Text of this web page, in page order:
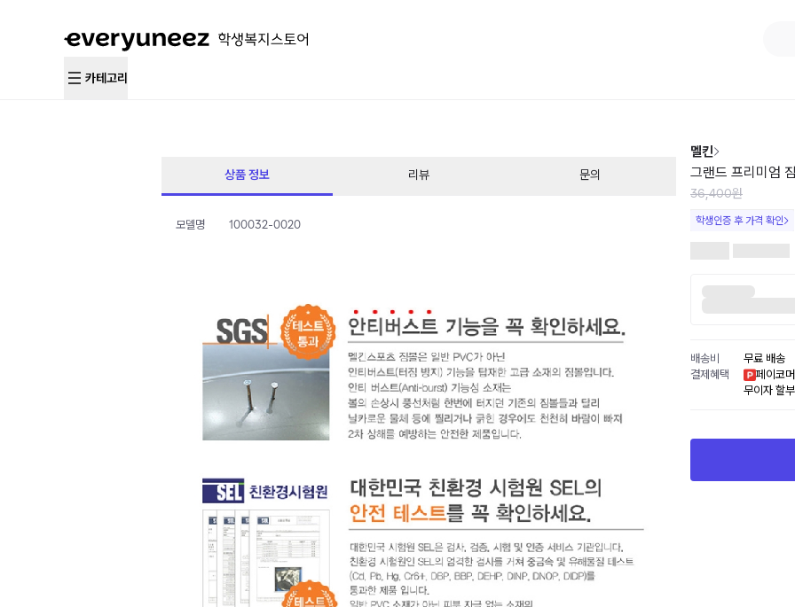
카테고리
상품 정보 리뷰 문의
모델명 100032-0020
멜킨
그랜드 프리미엄
36,400원
학생인증 후 가격 확인
배송비
무료 배송
결제혜택
페이코
무이자 할